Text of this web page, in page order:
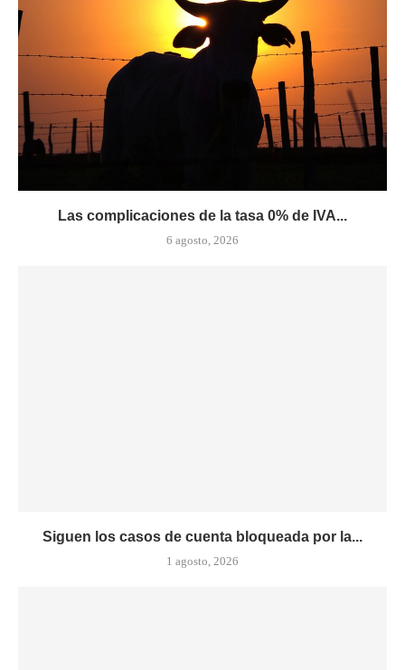
Las complicaciones de la tasa 0% de IVA...
6 agosto, 2026
Siguen los casos de cuenta bloqueada por la...
1 agosto, 2026